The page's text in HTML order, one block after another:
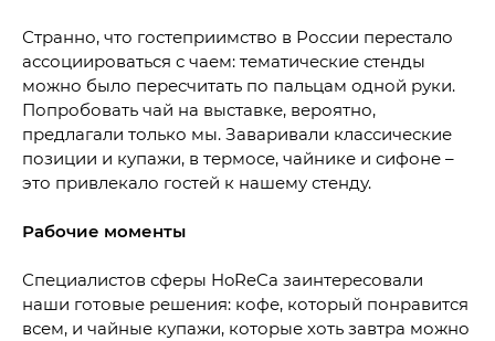
Странно, что гостеприимство в России перестало
ассоциироваться с чаем: тематические стенды
можно было пересчитать по пальцам одной руки.
Попробовать чай на выставке, вероятно,
предлагали только мы. Заваривали классические
позиции и купажи, в термосе, чайнике и сифоне –
это привлекало гостей к нашему стенду.
Рабочие моменты
Специалистов сферы HoReCa заинтересовали
наши готовые решения: кофе, который понравится
всем, и чайные купажи, которые хоть завтра можно